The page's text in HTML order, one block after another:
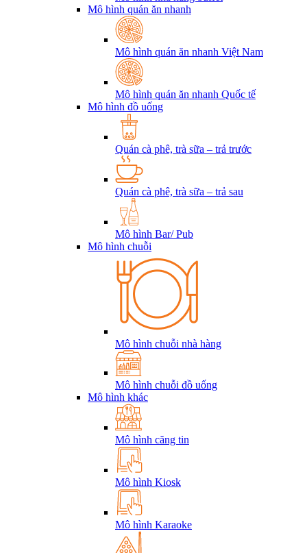
Mô hình quán ăn nhanh
Mô hình quán ăn nhanh Việt Nam
Mô hình quán ăn nhanh Quốc tế
Mô hình đồ uống
Quán cà phê, trà sữa – trả trước
Quán cà phê, trà sữa – trả sau
Mô hình Bar/ Pub
Mô hình chuỗi
Mô hình chuỗi nhà hàng
Mô hình chuỗi đồ uống
Mô hình khác
Mô hình căng tin
Mô hình Kiosk
Mô hình Karaoke